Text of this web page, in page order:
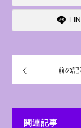
前の記
関連記事